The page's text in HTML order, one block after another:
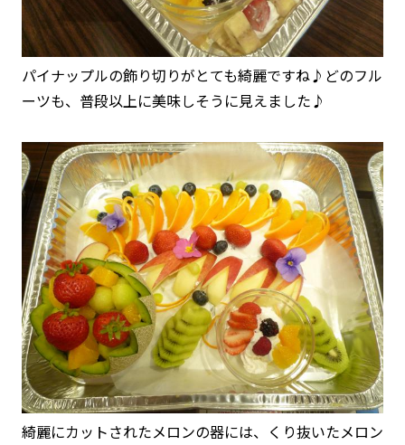
パイナップルの飾り切りがとても綺麗ですね♪どのフル
ーツも、普段以上に美味しそうに見えました♪
綺麗にカットされたメロンの器には、くり抜いたメロン